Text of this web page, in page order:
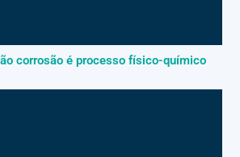
corrosão é processo físico-químico